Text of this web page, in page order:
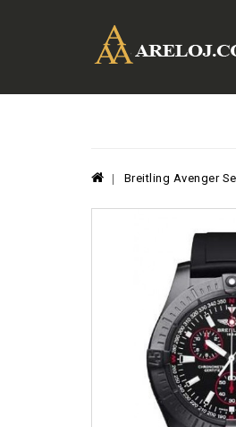
Breitling Avenger